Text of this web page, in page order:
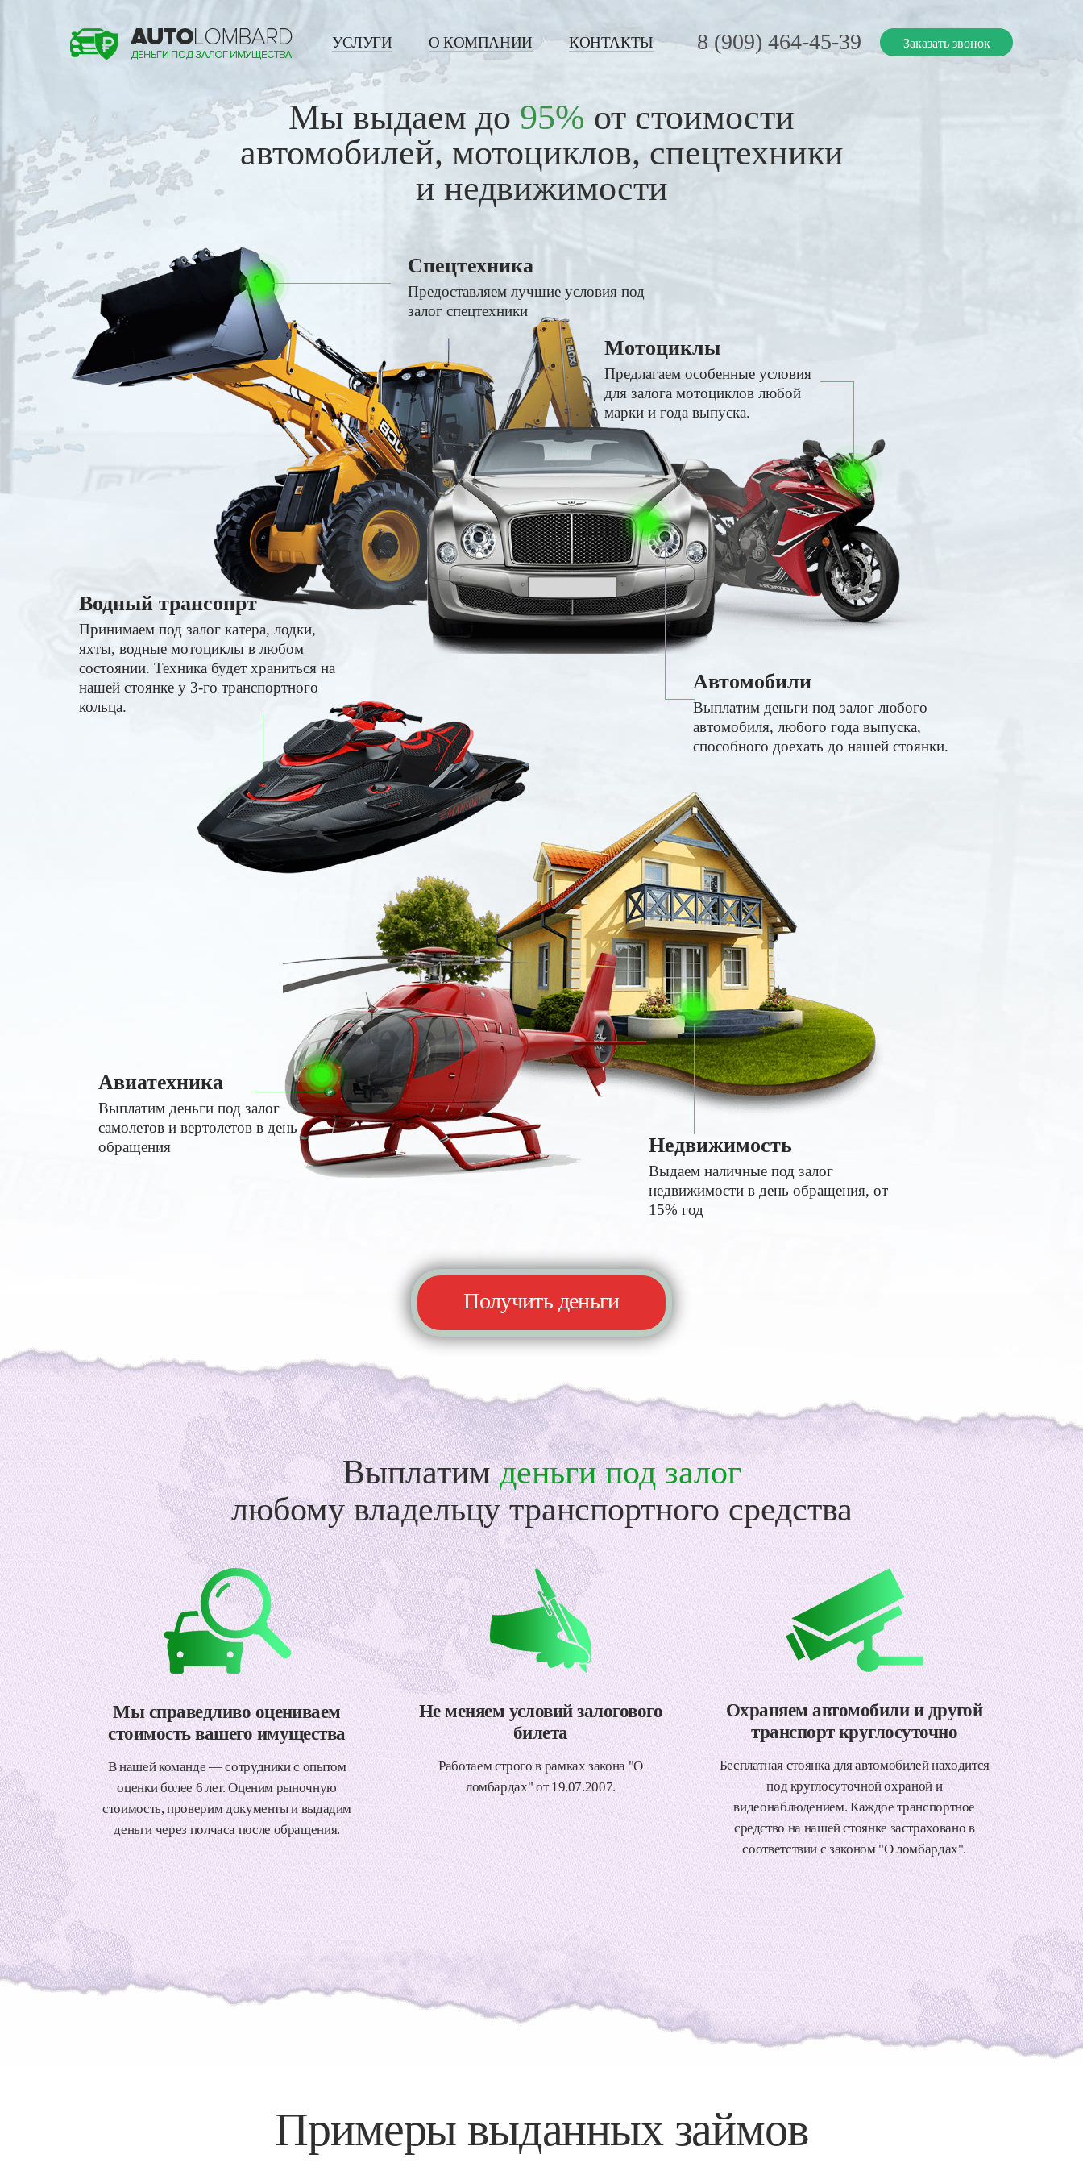
УСЛУГИ О КОМПАНИИ КОНТАКТЫ 8 (909) 464-45-39 Заказать звонок
Мы выдаем до 95% от стоимости
автомобилей, мотоциклов, спецтехники
и недвижимости
Спецтехника
Предоставляем лучшие условия под
залог спецтехники
Мотоциклы
Предлагаем особенные условия
для залога мотоциклов любой
марки и года выпуска.
Автомобили
Выплатим деньги под залог любого
автомобиля, любого года выпуска,
способного доехать до нашей стоянки.
Водный трансопрт
Принимаем под залог катера, лодки,
яхты, водные мотоциклы в любом
состоянии. Техника будет храниться на
нашей стоянке у 3-го транспортного
кольца.
Авиатехника
Выплатим деньги под залог
самолетов и вертолетов в день
обращения
Недвижимость
Выдаем наличные под залог
недвижимости в день обращения, от
15% год
Получить деньги
Выплатимденьги под залог
любому владельцу транспортного средства
Мы справедливо оцениваем
стоимость вашего имущества
В нашей команде — сотрудники с опытом
оценки более 6 лет. Оценим рыночную
стоимость, проверим документы и выдадим
деньги через полчаса после обращения.
Не меняем условий залогового
билета
Работаем строго в рамках закона "О
ломбардах" от 19.07.2007.
Охраняем автомобили и другой
транспорт круглосуточно
Бесплатная стоянка для автомобилей находится
под круглосуточной охраной и
видеонаблюдением. Каждое транспортное
средство на нашей стоянке застраховано в
соответствии с законом "О ломбардах".
Примеры выданных займов